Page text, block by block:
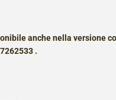
anche nella versione
.